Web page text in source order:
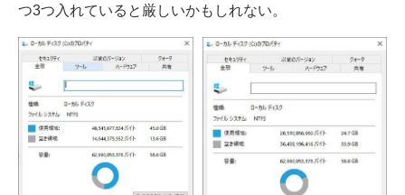
つ3つ入れていると厳しいかもしれない。